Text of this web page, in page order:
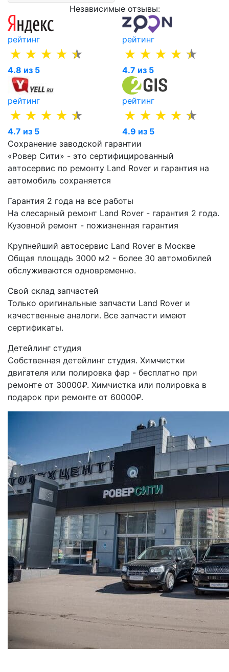
Независимые отзывы:
рейтинг
4.8 из 5
рейтинг
4.7 из 5
рейтинг
4.7 из 5
рейтинг
4.9 из 5
Сохранение заводской гарантии
«Ровер Сити» - это сертифицированный
автосервис по ремонту Land Rover и гарантия на
автомобиль сохраняется
Гарантия 2 года на все работы
На слесарный ремонт Land Rover - гарантия 2 года.
Кузовной ремонт - пожизненная гарантия
Крупнейший автосервис Land Rover в Москве
Общая площадь 3000 м2 - более 30 автомобилей
обслуживаются одновременно.
Свой склад запчастей
Только оригинальные запчасти Land Rover и
качественные аналоги. Все запчасти имеют
сертификаты.
Детейлинг студия
Собственная детейлинг студия. Химчистки
двигателя или полировка фар - бесплатно при
ремонте от 30000₽. Химчистка или полировка в
подарок при ремонте от 60000₽.